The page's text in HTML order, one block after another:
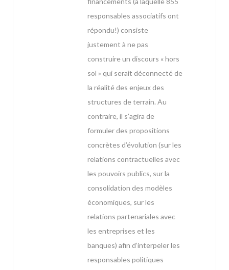
responsables associatifs ont
répondu!) consiste
justement à ne pas
construire un discours « hors
sol » qui serait déconnecté de
la réalité des enjeux des
structures de terrain. Au
contraire, il s’agira de
formuler des propositions
concrètes d’évolution (sur les
relations contractuelles avec
les pouvoirs publics, sur la
consolidation des modèles
économiques, sur les
relations partenariales avec
les entreprises et les
banques) afin d’interpeler les
responsables politiques